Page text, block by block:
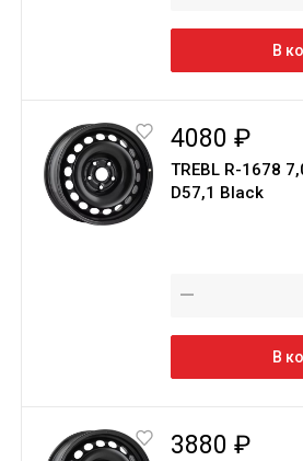
В
4080 ₽
TREBL R-1678
D57,1 Black
—
В
3880 ₽